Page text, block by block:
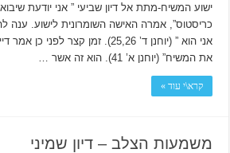
ישוע המשיח-מתת אל דיון שביעי ” אני יודעת
כריסטוס”, אמרה האישה השומרונית לישוע. ענה
אני הוא ” (יוחנן ד’ 25,26). זמן קצר
את המשיח” (יוחנן א’ 41). הוא זה אשר …
קרא\י עוד »
משמעות הצלב – דיון שמיני